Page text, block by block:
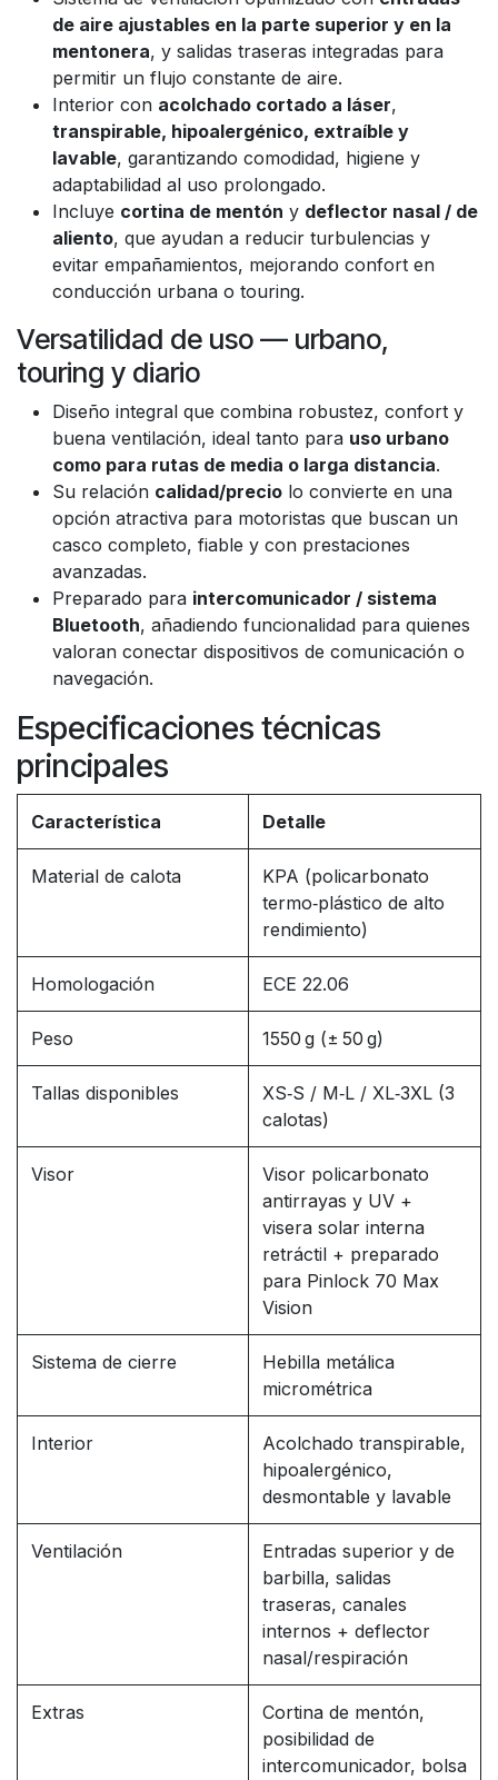
de aire ajustables en la parte superior y en la
mentonera, y salidas traseras integradas para
permitir un flujo constante de aire.
Interior con acolchado cortado a láser,
transpirable, hipoalergénico, extraíble y
lavable, garantizando comodidad, higiene y
adaptabilidad al uso prolongado.
Incluye cortina de mentón y deflector nasal / de
aliento, que ayudan a reducir turbulencias y
evitar empañamientos, mejorando confort en
conducción urbana o touring.
Versatilidad de uso — urbano,
touring y diario
Diseño integral que combina robustez, confort y
buena ventilación, ideal tanto para uso urbano
como para rutas de media o larga distancia.
Su relación calidad/precio lo convierte en una
opción atractiva para motoristas que buscan un
casco completo, fiable y con prestaciones
avanzadas.
Preparado para intercomunicador / sistema
Bluetooth, añadiendo funcionalidad para quienes
valoran conectar dispositivos de comunicación o
navegación.
Especificaciones técnicas
principales
Característica Detalle
Material de calota
KPA (policarbonato
termo‑plástico de alto
rendimiento)
Homologación ECE 22.06
Peso 1550 g (± 50 g)
Tallas disponibles
XS‑S / M‑L / XL‑3XL (3
calotas)
Visor
Visor policarbonato
antirrayas y UV +
visera solar interna
retráctil + preparado
para Pinlock 70 Max
Vision
Sistema de cierre
Hebilla metálica
micrométrica
Interior
Acolchado transpirable,
hipoalergénico,
desmontable y lavable
Ventilación
Entradas superior y de
barbilla, salidas
traseras, canales
internos + deflector
nasal/respiración
Extras
Cortina de mentón,
posibilidad de
intercomunicador, bolsa